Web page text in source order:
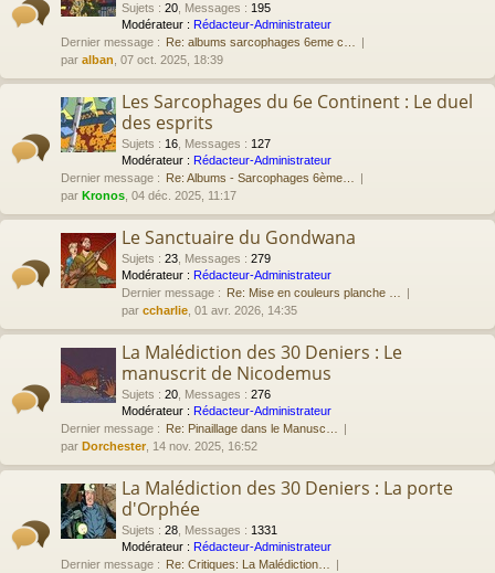
Sujets : 20 Messages : 195
Modérateur : Rédacteur-Administrateur
Dernier message : Re: albums sarcophages 6eme c…
par alban , 07 oct. 2025, 18:39
Les Sarcophages du 6e Continent : Le duel
des esprits
Sujets : 16 Messages : 127
Modérateur : Rédacteur-Administrateur
Dernier message : Re: Albums - Sarcophages 6ème…
par Kronos , 04 déc. 2025, 11:17
Le Sanctuaire du Gondwana
Sujets : 23 Messages : 279
Modérateur : Rédacteur-Administrateur
Dernier message : Re: Mise en couleurs planche …
par ccharlie , 01 avr. 2026, 14:35
La Malédiction des 30 Deniers : Le
manuscrit de Nicodemus
Sujets : 20 Messages : 276
Modérateur : Rédacteur-Administrateur
Dernier message : Re: Pinaillage dans le Manusc…
par Dorchester , 14 nov. 2025, 16:52
La Malédiction des 30 Deniers : La porte
d'Orphée
Sujets : 28 Messages : 1331
Modérateur : Rédacteur-Administrateur
Dernier message : Re: Critiques: La Malédiction…